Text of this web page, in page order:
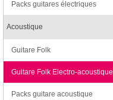
Packs guitares électriques
Acoustique
Guitare Folk
Guitare Folk Electro-acoustique
Packs guitare acoustique